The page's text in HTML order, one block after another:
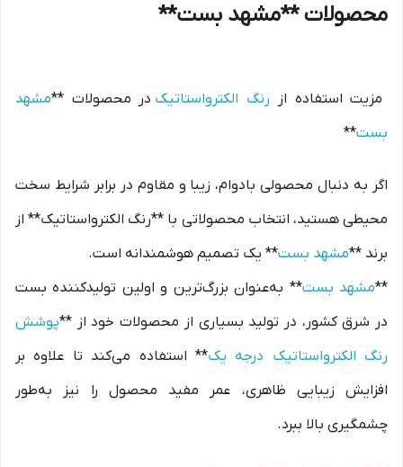
محصولات **مشهد بست**
مزیت استفاده از رنگ الکترواستاتیک در محصولات **مشهد
بست**
اگر به دنبال محصولی بادوام، زیبا و مقاوم در برابر شرایط سخت
محیطی هستید، انتخاب محصولاتی با **رنگ الکترواستاتیک** از
برند **مشهد بست** یک تصمیم هوشمندانه است.
**مشهد بست** به‌عنوان بزرگ‌ترین و اولین تولیدکننده بست
در شرق کشور، در تولید بسیاری از محصولات خود از **پوشش
رنگ الکترواستاتیک درجه یک** استفاده می‌کند تا علاوه بر
افزایش زیبایی ظاهری، عمر مفید محصول را نیز به‌طور
چشمگیری بالا ببرد.